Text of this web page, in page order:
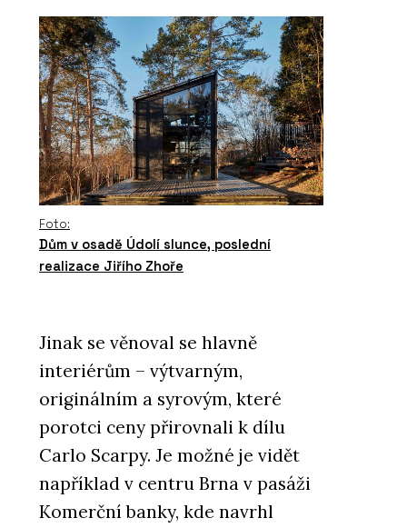
Foto:
Dům v osadě Údolí slunce, poslední
realizace Jiřího Zhoře
Jinak se věnoval se hlavně
interiérům – výtvarným,
originálním a syrovým, které
porotci ceny přirovnali k dílu
Carlo Scarpy. Je možné je vidět
například v centru Brna v pasáži
Komerční banky, kde navrhl